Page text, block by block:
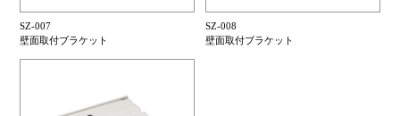
SZ-007
壁面取付ブラケット
SZ-008
壁面取付ブラケット